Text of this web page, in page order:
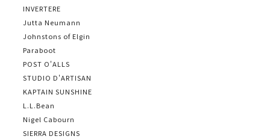
INVERTERE
Jutta Neumann
Johnstons of Elgin
Paraboot
POST O'ALLS
STUDIO D'ARTISAN
KAPTAIN SUNSHINE
L.L.Bean
Nigel Cabourn
SIERRA DESIGNS